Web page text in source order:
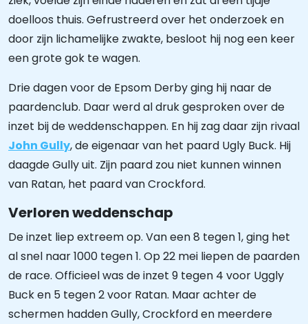
doelloos thuis. Gefrustreerd over het onderzoek en
door zijn lichamelijke zwakte, besloot hij nog een keer
een grote gok te wagen.
Drie dagen voor de Epsom Derby ging hij naar de
paardenclub. Daar werd al druk gesproken over de
inzet bij de weddenschappen. En hij zag daar zijn rivaal
John Gully, de eigenaar van het paard Ugly Buck. Hij
daagde Gully uit. Zijn paard zou niet kunnen winnen
van Ratan, het paard van Crockford.
Verloren weddenschap
De inzet liep extreem op. Van een 8 tegen 1, ging het
al snel naar 1000 tegen 1. Op 22 mei liepen de paarden
de race. Officieel was de inzet 9 tegen 4 voor Uggly
Buck en 5 tegen 2 voor Ratan. Maar achter de
schermen hadden Gully, Crockford en meerdere